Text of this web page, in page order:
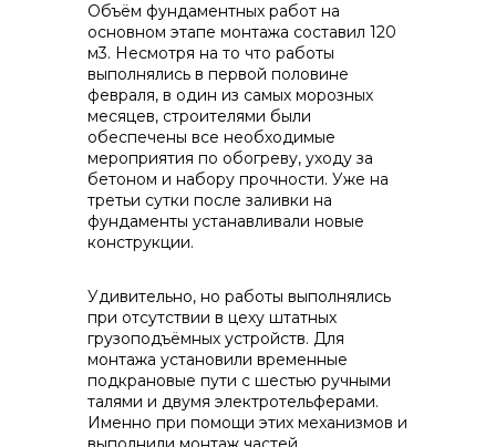
Объём фундаментных работ на
основном этапе монтажа составил 120
м3. Несмотря на то что работы
выполнялись в первой половине
февраля, в один из самых морозных
месяцев, строителями были
обеспечены все необходимые
мероприятия по обогреву, уходу за
бетоном и набору прочности. Уже на
третьи сутки после заливки на
фундаменты устанавливали новые
конструкции.
Удивительно, но работы выполнялись
при отсутствии в цеху штатных
грузоподъёмных устройств. Для
монтажа установили временные
подкрановые пути с шестью ручными
талями и двумя электротельферами.
Именно при помощи этих механизмов и